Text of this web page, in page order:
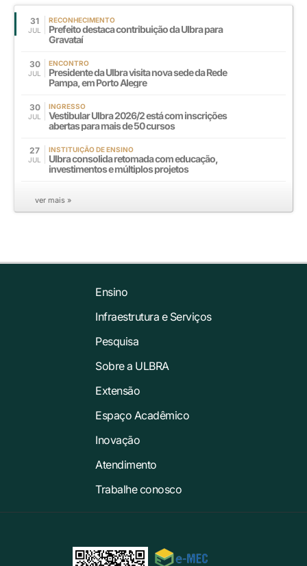
31
JUL
RECONHECIMENTO
Prefeito destaca contribuição da Ulbra para
Gravataí
30
JUL
ENCONTRO
Presidente da Ulbra visita nova sede da Rede
Pampa, em Porto Alegre
30
JUL
INGRESSO
Vestibular Ulbra 2026/2 está com inscrições
abertas para mais de 50 cursos
27
JUL
INSTITUIÇÃO DE ENSINO
Ulbra consolida retomada com educação,
investimentos e múltiplos projetos
ver mais »
Ensino
Infraestrutura e Serviços
Pesquisa
Sobre a ULBRA
Extensão
Espaço Acadêmico
Inovação
Atendimento
Trabalhe conosco